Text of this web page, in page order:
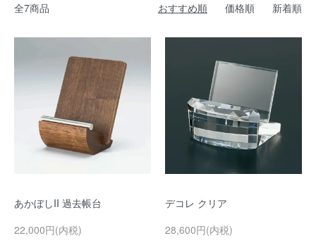
全7商品 おすすめ順 価格順 新着順
あかぼしII 過去帳台
22,000円(内税)
デコレ クリア
28,600円(内税)